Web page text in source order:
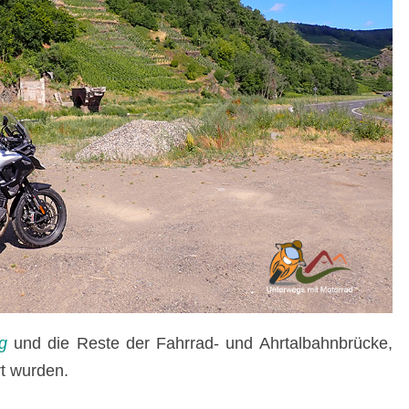
und die Reste der Fahrrad- und Ahrtalbahnbrücke,
wurden.